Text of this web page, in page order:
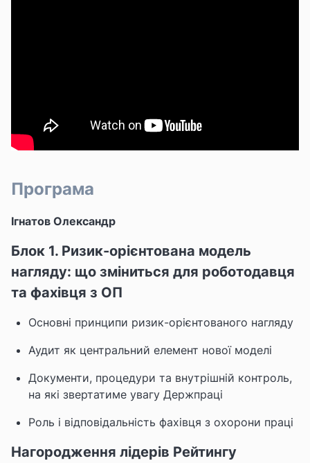
Програма
Ігнатов Олександр
Блок 1. Ризик-орієнтована модель
нагляду: що зміниться для роботодавця
та фахівця з ОП
Основні принципи ризик-орієнтованого нагляду
Аудит як центральний елемент нової моделі
Документи, процедури та внутрішній контроль,
на які звертатиме увагу Держпраці
Роль і відповідальність фахівця з охорони праці
Нагородження лідерів Рейтингу